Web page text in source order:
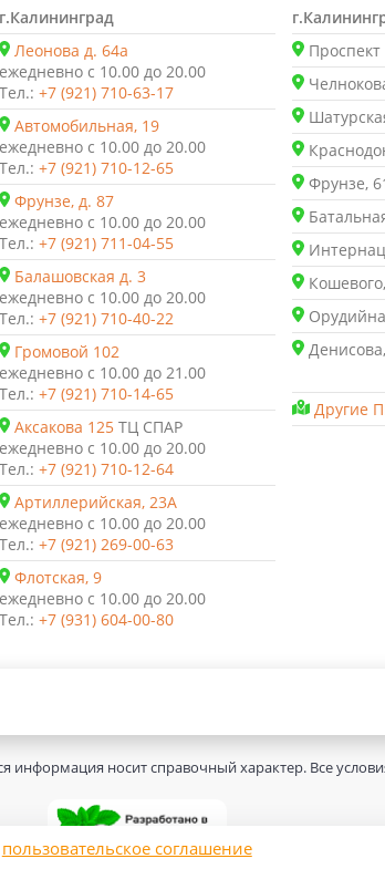
г.Калининград
Леонова д. 64а
ежедневно с 10.00 до 20.00
Тел.: +7 (921) 710-63-17
Автомобильная, 19
ежедневно с 10.00 до 20.00
Тел.: +7 (921) 710-12-65
Фрунзе, д. 87
ежедневно с 10.00 до 20.00
Тел.: +7 (921) 711-04-55
Балашовская д. 3
ежедневно с 10.00 до 20.00
Тел.: +7 (921) 710-40-22
Громовой 102
ежедневно с 10.00 до 21.00
Тел.: +7 (921) 710-14-65
Аксакова 125 ТЦ СПАР
ежедневно с 10.00 до 20.00
Тел.: +7 (921) 710-12-64
Артиллерийская, 23А
ежедневно с 10.00 до 20.00
Тел.: +7 (921) 269-00-63
Флотская, 9
ежедневно с 10.00 до 20.00
Тел.: +7 (931) 604-00-80
Фрунзе,
Другие
пользовательское соглашение
информация носит справочный характер. Все